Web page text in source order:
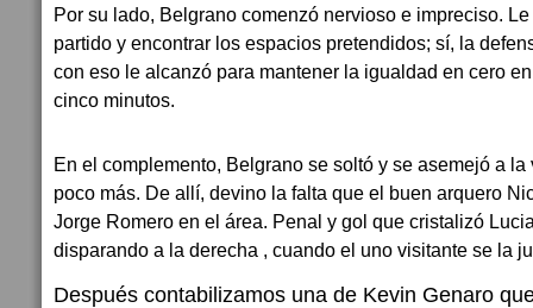
Por su lado, Belgrano comenzó nervioso e impreciso.
partido y encontrar los espacios pretendidos; sí, la
con eso le alcanzó para mantener la igualdad en cero
cinco minutos.
En el complemento, Belgrano se soltó y se asemejó a
poco más. De allí, devino la falta que el buen arquero
Jorge Romero en el área. Penal y gol que cristalizó
disparando a la derecha , cuando el uno visitante se la
Después contabilizamos una de Kevin Genaro